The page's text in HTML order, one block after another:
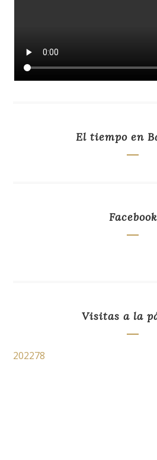
El tiempo en
Facebook
Visitas a la
202278